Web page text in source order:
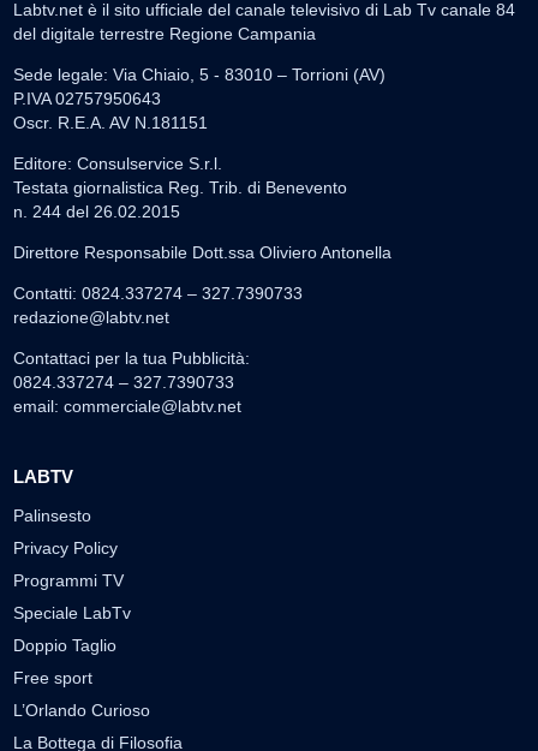
Labtv.net è il sito ufficiale del canale televisivo di Lab Tv canale 84
del digitale terrestre Regione Campania
Sede legale: Via Chiaio, 5 - 83010 – Torrioni (AV)
P.IVA 02757950643
Oscr. R.E.A. AV N.181151
Editore: Consulservice S.r.l.
Testata giornalistica Reg. Trib. di Benevento
n. 244 del 26.02.2015
Direttore Responsabile Dott.ssa Oliviero Antonella
Contatti: 0824.337274 – 327.7390733
redazione@labtv.net
Contattaci per la tua Pubblicità:
0824.337274 – 327.7390733
email: commerciale@labtv.net
LABTV
Palinsesto
Privacy Policy
Programmi TV
Speciale LabTv
Doppio Taglio
Free sport
L’Orlando Curioso
La Bottega di Filosofia